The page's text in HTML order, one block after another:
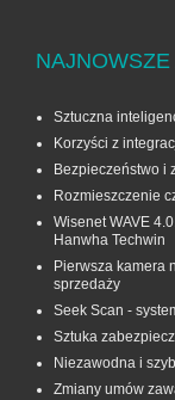
Sztuczna
Korzyści z
Bezpieczeństwo i
Rozmieszczenie
Wisenet WAVE
Hanwha Techwin
Pierwsza kamera
sprzedaży
Seek Scan -
Sztuka
Niezawodna i
Zmiany umów